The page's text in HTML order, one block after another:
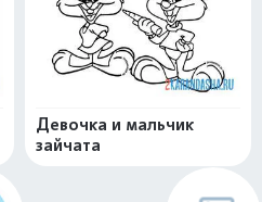
Девочка и мальчик
зайчата